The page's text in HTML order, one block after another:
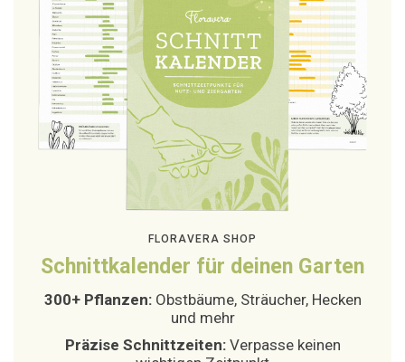
FLORAVERA SHOP
Schnittkalender für deinen Garten
300+ Pflanzen:Obstbäume, Sträucher, Hecken
und mehr
Präzise Schnittzeiten:Verpasse keinen